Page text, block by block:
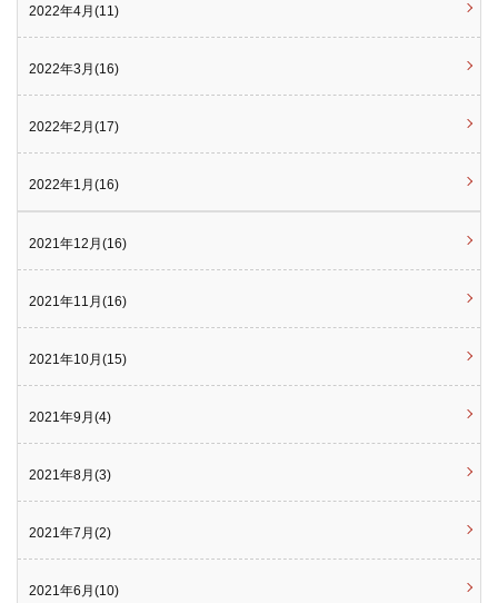
2022年4月(11)
2022年3月(16)
2022年2月(17)
2022年1月(16)
2021年12月(16)
2021年11月(16)
2021年10月(15)
2021年9月(4)
2021年8月(3)
2021年7月(2)
2021年6月(10)